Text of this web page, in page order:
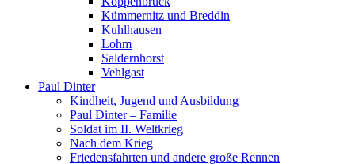
Kümmernitz und Breddin
Kuhlhausen
Lohm
Saldernhorst
Vehlgast
Paul Dinter
Kindheit, Jugend und Ausbildung
Paul Dinter – Familie
Soldat im II. Weltkrieg
Nach dem Krieg
Friedensfahrten und andere große Rennen